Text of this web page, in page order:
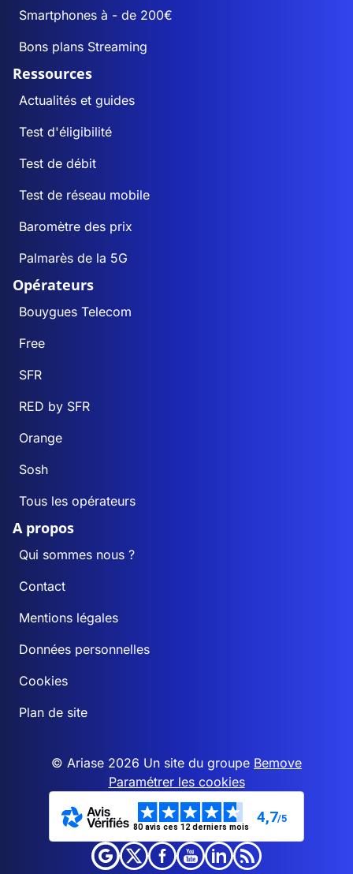
Smartphones à - de 200€
Bons plans Streaming
Ressources
Actualités et guides
Test d'éligibilité
Test de débit
Test de réseau mobile
Baromètre des prix
Palmarès de la 5G
Opérateurs
Bouygues Telecom
Free
SFR
RED by SFR
Orange
Sosh
Tous les opérateurs
A propos
Qui sommes nous ?
Contact
Mentions légales
Données personnelles
Cookies
Plan de site
© Ariase 2026 Un site du groupe Bemove
Paramétrer les cookies
80 avis ces 12 derniers mois
4,7/5